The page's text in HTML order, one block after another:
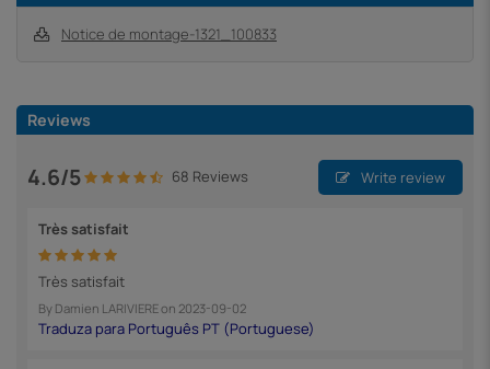
Notice de montage-1321_100833
Reviews
4.6/5 68 Reviews Write review
Très satisfait
Très satisfait
By Damien LARIVIEREon 2023-09-02